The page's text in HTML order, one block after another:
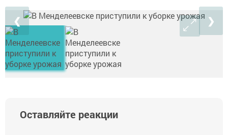
❮ ❯
Оставляйте реакции